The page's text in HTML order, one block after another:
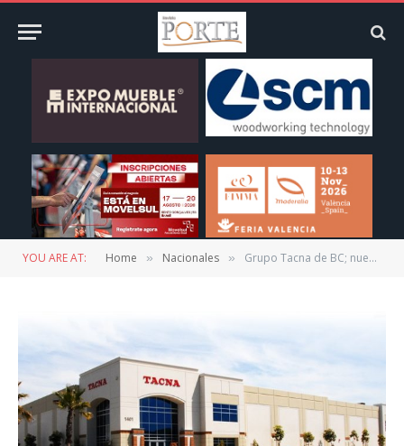
YOU ARE AT: Home » Nacionales » Grupo Tacna de BC; nueva fábrica y 500 nuevos empleos para su producción mueblera